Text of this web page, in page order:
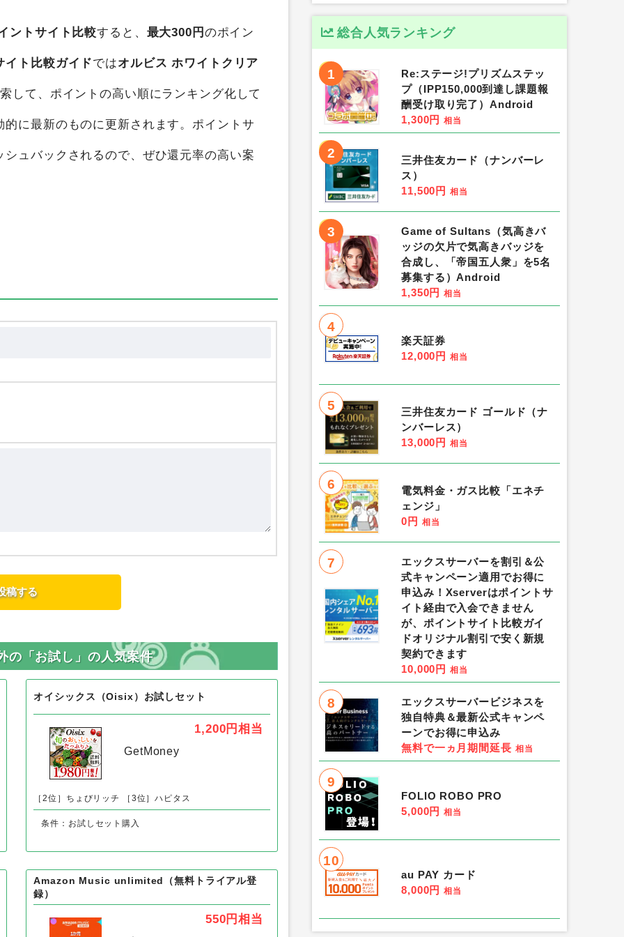
ントサイト比較 すると、最大300円のポイン
イト比較ガイドではオルビス ホワイトクリア
して、ポイントの高い順にランキング化して
の「お試し」の人気案件
オイシックス（Oisix）お試しセット
GetMoney
条件：お試しセット購入
総合人気ランキング
1
Re:ステージ!プリズムステッ
プ（IPP150,000到達し課題報
酬受け取り完了）Android
1,300円 相当
2
三井住友カード（ナンバーレ
ス）
11,500円 相当
3
Game of Sultans（気高きバ
ッジの欠片で気高きバッジを
合成し、「帝国五人衆」を5名
募集する）Android
1,350円 相当
4
楽天証券
12,000円 相当
5
三井住友カード ゴールド（ナ
ンバーレス）
13,000円 相当
6
電気料金・ガス比較「エネチ
ェンジ」
0円 相当
7
エックスサーバーを割引＆公
式キャンペーン適用でお得に
申込み！Xserverはポイントサ
イト経由で入会できません
が、ポイントサイト比較ガイ
ドオリジナル割引で安く新規
契約できます
10,000円 相当
8
エックスサーバービジネスを
独自特典＆最新公式キャンペ
ーンでお得に申込み
無料で一ヵ月期間延長 相当
9
FOLIO ROBO PRO
5,000円 相当
10
au PAY カード
8,000円 相当